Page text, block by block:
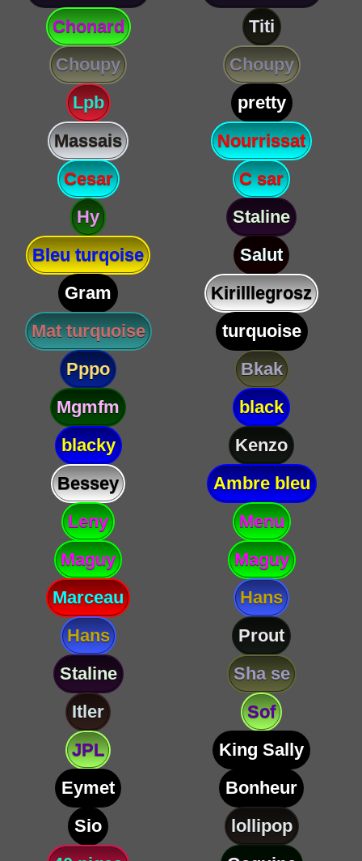
Chonard
Titi
Choupy
Choupy
Lpb
pretty
Massais
Nourrissat
Cesar
C sar
Hy
Staline
Bleu turqoise
Salut
Gram
Kirilllegrosz
Mat turquoise
turquoise
Pppo
Bkak
Mgmfm
black
blacky
Kenzo
Bessey
Ambre bleu
Leny
Menu
Maguy
Maguy
Marceau
Hans
Hans
Prout
Staline
Sha se
Itler
Sof
JPL
King Sally
Eymet
Bonheur
Sio
lollipop